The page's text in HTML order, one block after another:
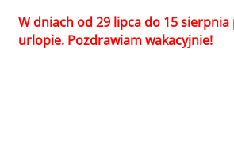
W dniach od 29 lipca do 15
urlopie. Pozdrawiam wakacyjnie!